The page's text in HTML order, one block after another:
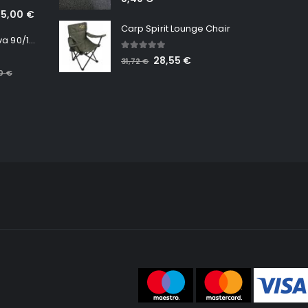
€
Minn Kota RT Terrova 90/115 WR QUEST
€
Carp Spirit Lounge Chair
out of 5
31,72€ 28,55 €